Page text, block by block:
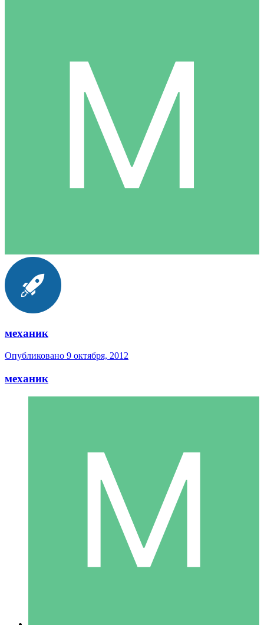
механик
Опубликовано 9 октября, 2012
механик